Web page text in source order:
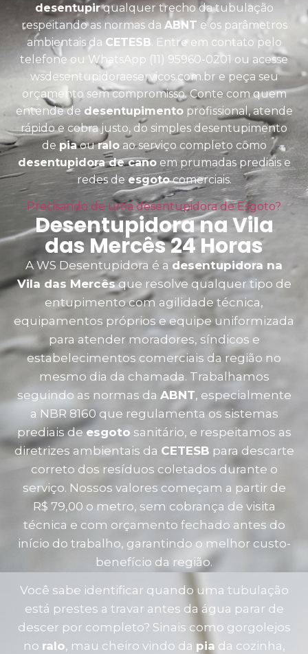
desentupirqualquer trecho da tubulação
respeitando as normas da ABNT e os parâmetros
ambientais da CETESB. Entre em contato pelo
telefone ou WhatsApp (11) 95960-0201 ou acesse
wsdesentupidoraeservicos.com.br e peça seu
orçamento sem compromisso. Conte com quem
entende de desentupimentoprofissional, atende
rápido e cobra justo, do simples desentupimento
de piaouraloao serviço completo como
desentupidora de canoem prumadas prediais e
redes deesgotocomerciais.
Precisando de uma desentupidora de Esgoto?
Desentupidora na Vila
das Mercês 24 Horas
A WS Desentupidora é a desentupidora na
Vila das Mercêsque resolve qualquer tipo de
entupimento com agilidade técnica,
equipamentos próprios e equipe uniformizada
para atender moradores, síndicos e
estabelecimentos comerciais da região no
mesmo dia da chamada. Trabalhamos
seguindo as normas da ABNT, especialmente
a NBR 8160 que regulamenta os sistemas
prediais deesgoto sanitário, e respeitamos as
diretrizes ambientais da CETESB para descarte
correto dos resíduos coletados durante o
serviço. Nossos valores começam a partir de
R$ 79,00 o metro, sem cobrança de visita
técnica e com orçamento fechado antes do
início do trabalho, garantindo o melhor custo-
benefício da região.
Você sabe identificar quando uma tubulação
está prestes a travar antes da água parar de
descer por completo? Sinais como gorgolejos
no ralo, mau cheiro vindo da pia da cozinha,